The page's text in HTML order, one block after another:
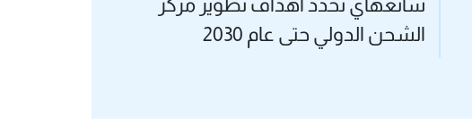
شانغهاي تحدد أهداف تطوير مركز
الشحن الدولي حتى عام 2030